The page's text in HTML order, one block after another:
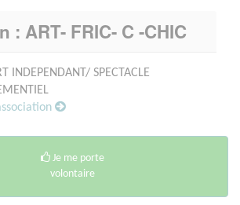
: ART- FRIC- C -CHIC
INDEPENDANT/ SPECTACLE
Je me porte
volontaire